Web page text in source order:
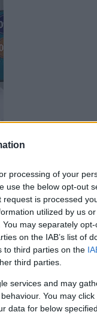
processing of your
use the below opt-out
is processed
utilized by us
may separately
on the IAB’s list of
to third parties on the
third parties.
services and may
You may
data for below
Nemzeti Park
és a
közötti erdős
Az első